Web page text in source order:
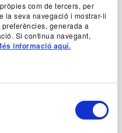
com de tercers, per
la seva navegació i mostrar-li
generada a
Si continua navegant,
informació aquí.
agredolça que
i dels anhels
rural, amenaçat
a perdre la fe